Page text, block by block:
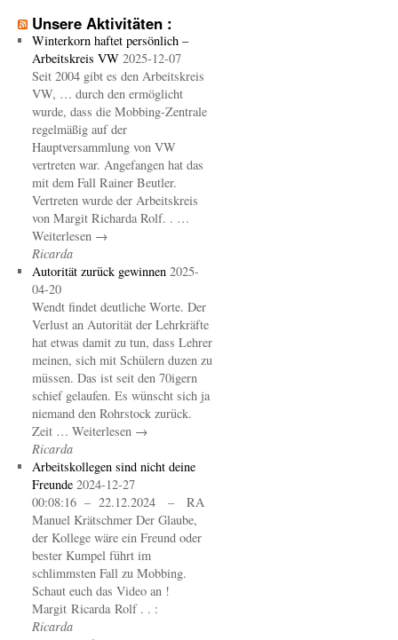
Unsere Aktivitäten :
Winterkorn haftet persönlich –
Arbeitskreis VW 2025-12-07
Seit 2004 gibt es den Arbeitskreis
VW, … durch den ermöglicht
wurde, dass die Mobbing-Zentrale
regelmäßig auf der
Hauptversammlung von VW
vertreten war. Angefangen hat das
mit dem Fall Rainer Beutler.
Vertreten wurde der Arbeitskreis
von Margit Richarda Rolf. . …
Weiterlesen →
Ricarda
Autorität zurück gewinnen 2025-
04-20
Wendt findet deutliche Worte. Der
Verlust an Autorität der Lehrkräfte
hat etwas damit zu tun, dass Lehrer
meinen, sich mit Schülern duzen zu
müssen. Das ist seit den 70igern
schief gelaufen. Es wünscht sich ja
niemand den Rohrstock zurück.
Zeit … Weiterlesen →
Ricarda
Arbeitskollegen sind nicht deine
Freunde 2024-12-27
00:08:16 – 22.12.2024 – RA
Manuel Krätschmer Der Glaube,
der Kollege wäre ein Freund oder
bester Kumpel führt im
schlimmsten Fall zu Mobbing.
Schaut euch das Video an !
Margit Ricarda Rolf . . :
Ricarda